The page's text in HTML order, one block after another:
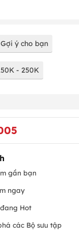
Gợi ý cho bạn
- 250K
gần bạn
ngay
Hot
các Bộ sưu tập